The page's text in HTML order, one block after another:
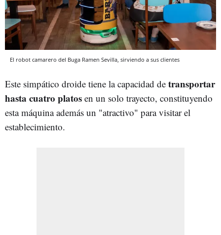
El robot camarero del Buga Ramen Sevilla, sirviendo a sus clientes
Este simpático droide tiene la capacidad de transportar
hasta cuatro platos en un solo trayecto, constituyendo
esta máquina además un "atractivo" para visitar el
establecimiento.